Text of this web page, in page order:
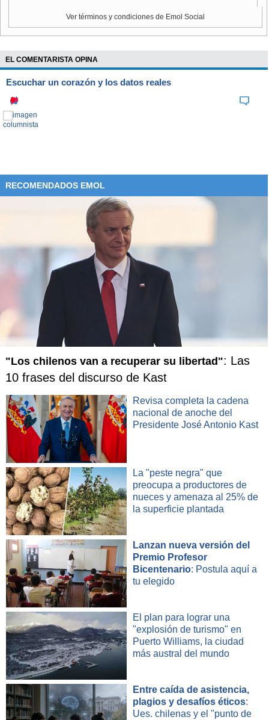
Ver términos y condiciones de Emol Social
EL COMENTARISTA OPINA
Escuchar un corazón y los datos reales
RECOMENDADOS EMOL
"Los chilenos van a recuperar su libertad": Las
10 frases del discurso de Kast
Revisa completa la cadena
nacional de anoche del
Presidente José Antonio Kast
La "peste negra" que
preocupa a productores de
nueces y amenaza al 25% de
la superficie plantada
Lanzan nueva versión del
Premio Profesor
Bicentenario: Postula aquí a
tu elegido
El plan para lograr una
"explosión de turismo" en
Puerto Williams, la ciudad
más austral del mundo
Entre caída de asistencia,
plagios y desafíos éticos:
Ues. chilenas y el "punto de